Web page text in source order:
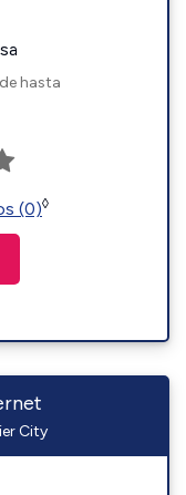
hasta
(0)◊
City